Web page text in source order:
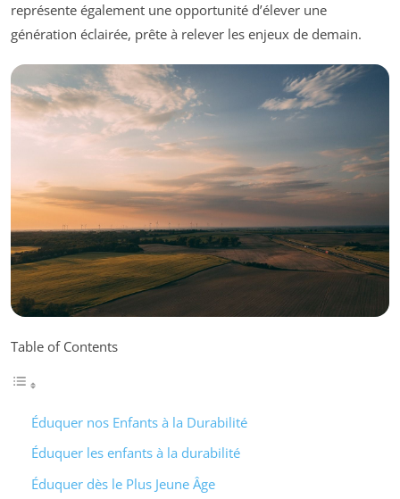
représente également une opportunité d’élever une
génération éclairée, prête à relever les enjeux de demain.
Table of Contents
Éduquer nos Enfants à la Durabilité
Éduquer les enfants à la durabilité
Éduquer dès le Plus Jeune Âge